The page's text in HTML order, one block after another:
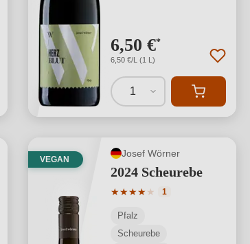
6,50 €*
6,50 €/L (1 L)
1
von 5 von 5 Sternen
VEGAN
Josef Wörner
2024 Scheurebe
★★★★★
Durchschnittliche
1
Pfalz
Scheurebe